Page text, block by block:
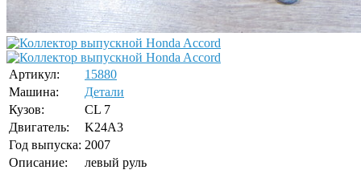
Артикул:
15880
Машина:
Детали
Кузов:
CL 7
Двигатель:
K24A3
Год выпуска: 2007
Описание:
левый руль